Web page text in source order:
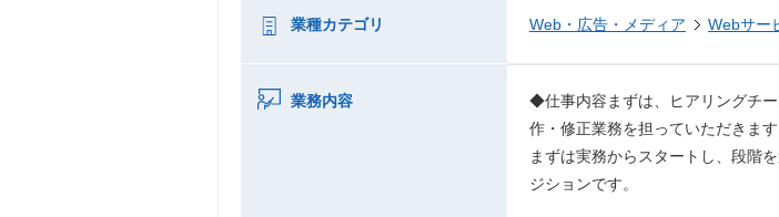
業種カテゴリ Web・広告・メディア Webサー
業務内容
◆仕事内容まずは、ヒアリングチ
作・修正業務を担っていただきます
まずは実務からスタートし、段階
ジションです。